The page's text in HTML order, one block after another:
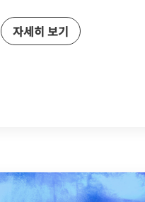
자세히 보기